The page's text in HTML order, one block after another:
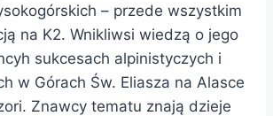
– przede wszystkim
na K2. Wnikliwsi wiedzą o jego
sukcesach alpinistyczych i
w Górach Św. Eliasza na Alasce
Znawcy tematu znają dzieje